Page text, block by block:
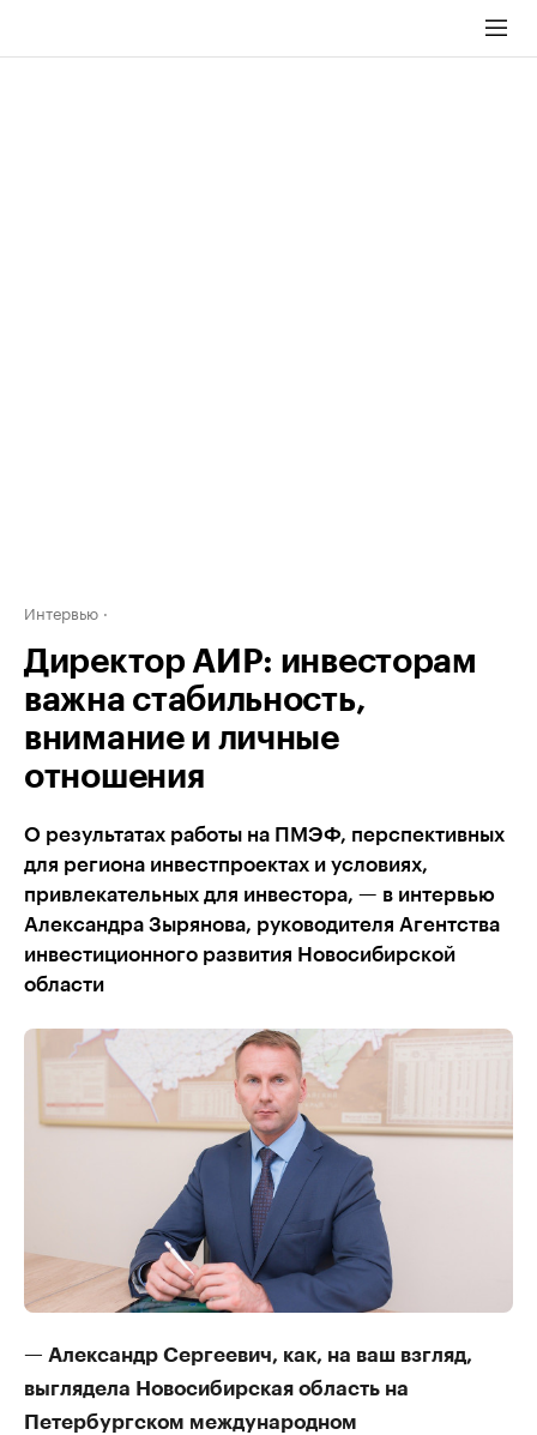
Интервью
Директор АИР: инвесторам
важна стабильность,
внимание и личные
отношения
О результатах работы на ПМЭФ, перспективных
для региона инвестпроектах и условиях,
привлекательных для инвестора, — в интервью
Александра Зырянова, руководителя Агентства
инвестиционного развития Новосибирской
области
— Александр Сергеевич, как, на ваш взгляд,
выглядела Новосибирская область на
Петербургском международном